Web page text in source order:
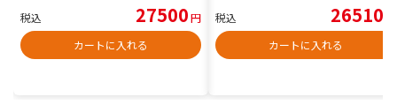
税込 27500円
カートに入れる
税込 26510
カートに入れる